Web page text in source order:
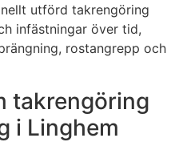
utförd takrengöring
infästningar över tid,
rostangrepp och
takrengöring
i Linghem